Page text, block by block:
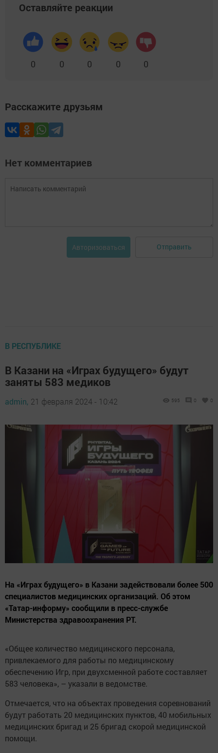
Оставляйте реакции
0 0 0 0 0
Расскажите друзьям
Нет комментариев
Авторизоваться Отправить
В РЕСПУБЛИКЕ
В Казани на «Играх будущего» будут
заняты 583 медиков
admin, 21 февраля 2024 - 10:42 595 0 0
На «Играх будущего» в Казани задействовали более 500
специалистов медицинских организаций. Об этом
«Татар-информу» сообщили в пресс-службе
Министерства здравоохранения РТ.
«Общее количество медицинского персонала,
привлекаемого для работы по медицинскому
обеспечению Игр, при двухсменной работе составляет
583 человека», – указали в ведомстве.
Отмечается, что на объектах проведения соревнований
будут работать 20 медицинских пунктов, 40 мобильных
медицинских бригад и 25 бригад скорой медицинской
помощи.